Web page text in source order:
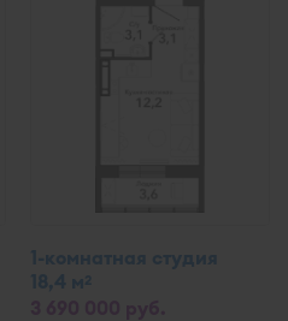
1-комнатная студия
18,4 м2